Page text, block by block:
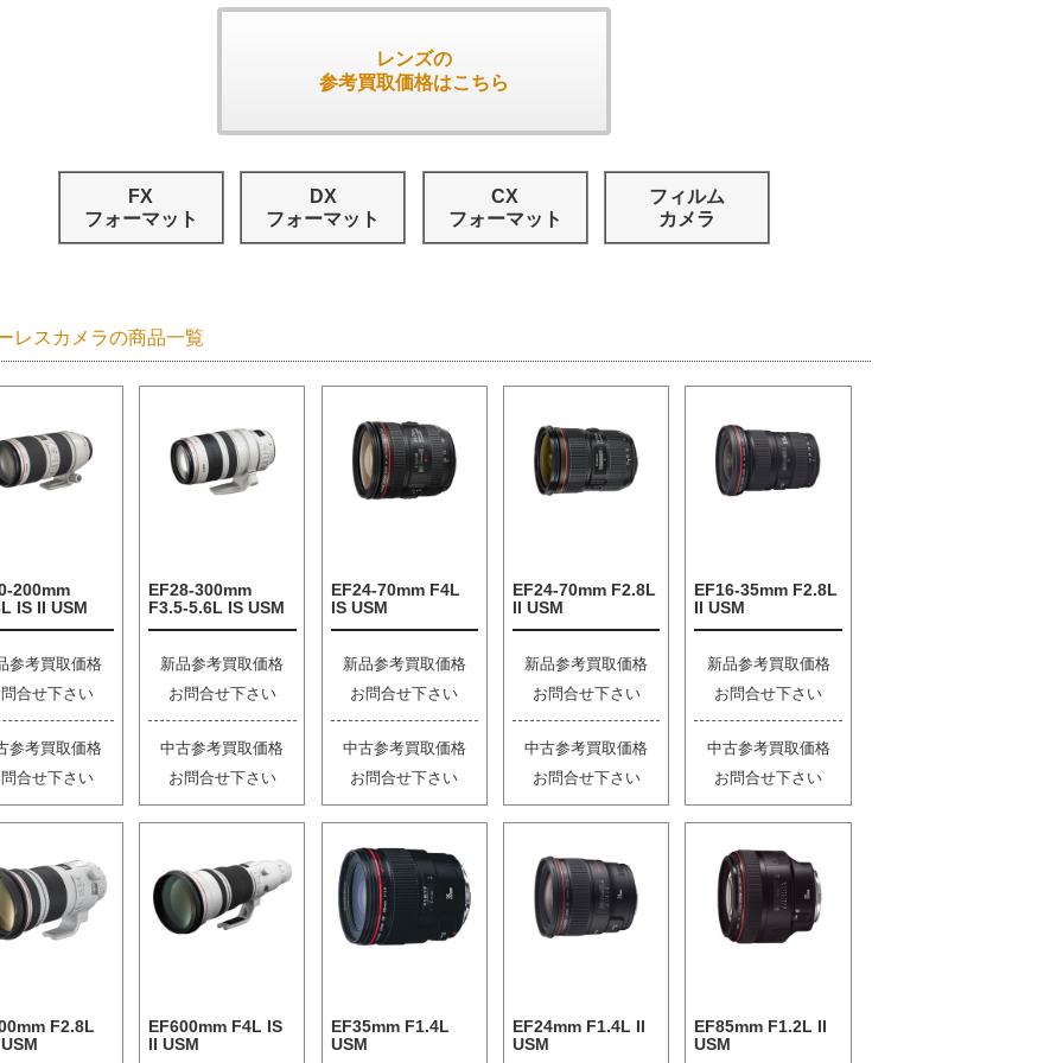
レンズの
参考買取価格はこちら
FX
フォーマット
DX
フォーマット
CX
フォーマット
フィルム
カメラ
レスカメラの商品一覧
200mm
IS II USM
参考買取価格
合せ下さい
参考買取価格
合せ下さい
EF28-300mm
F3.5-5.6L IS USM
新品参考買取価格
お問合せ下さい
中古参考買取価格
お問合せ下さい
EF24-70mm F4L
IS USM
新品参考買取価格
お問合せ下さい
中古参考買取価格
お問合せ下さい
EF24-70mm F2.8L
II USM
新品参考買取価格
お問合せ下さい
中古参考買取価格
お問合せ下さい
EF16-35mm F2.8L
II USM
新品参考買取価格
お問合せ下さい
中古参考買取価格
お問合せ下さい
F2.8L
EF600mm F4L IS
II USM
EF35mm F1.4L
USM
EF24mm F1.4L II
USM
EF85mm F1.2L II
USM